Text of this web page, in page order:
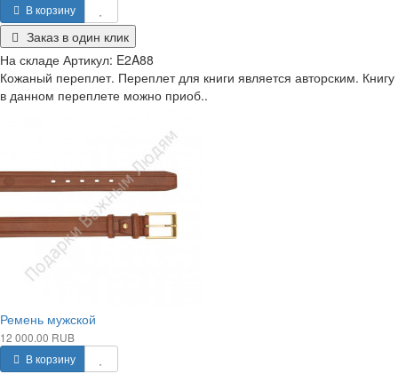
В корзину
Заказ в один клик
На складе Артикул: E2A88
Кожаный переплет. Переплет для книги является авторским. Книгу
в данном переплете можно приоб..
Ремень мужской
12 000.00 RUB
В корзину